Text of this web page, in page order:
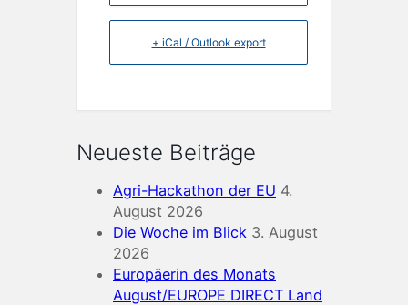
+ iCal / Outlook export
Neueste Beiträge
Agri-Hackathon der EU 4.
August 2026
Die Woche im Blick 3. August
2026
Europäerin des Monats
August/EUROPE DIRECT Land